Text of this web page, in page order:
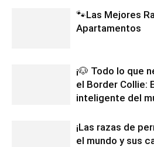
🐾Las Mejores
Apartamentos
¡🐶 Todo lo que
el Border Collie:
inteligente del
¡Las razas de
el mundo y sus